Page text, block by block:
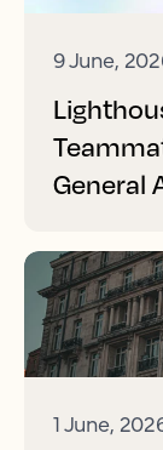
9 June,
General
1 June,